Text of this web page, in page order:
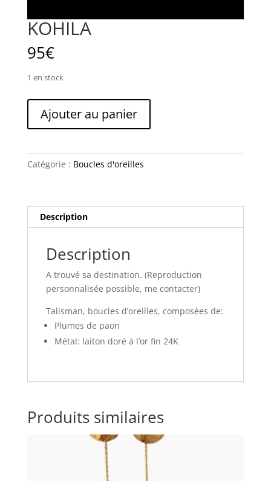
KOHILA
95€
1 en stock
KOHILA
Ajouter au panier
Catégorie : Boucles d'oreilles
Description
Description
A trouvé sa destination. (Reproduction
personnalisée possible, me contacter)
Talisman, boucles d’oreilles, composées de:
Plumes de paon
Métal: laiton doré à l’or fin 24K
Produits similaires